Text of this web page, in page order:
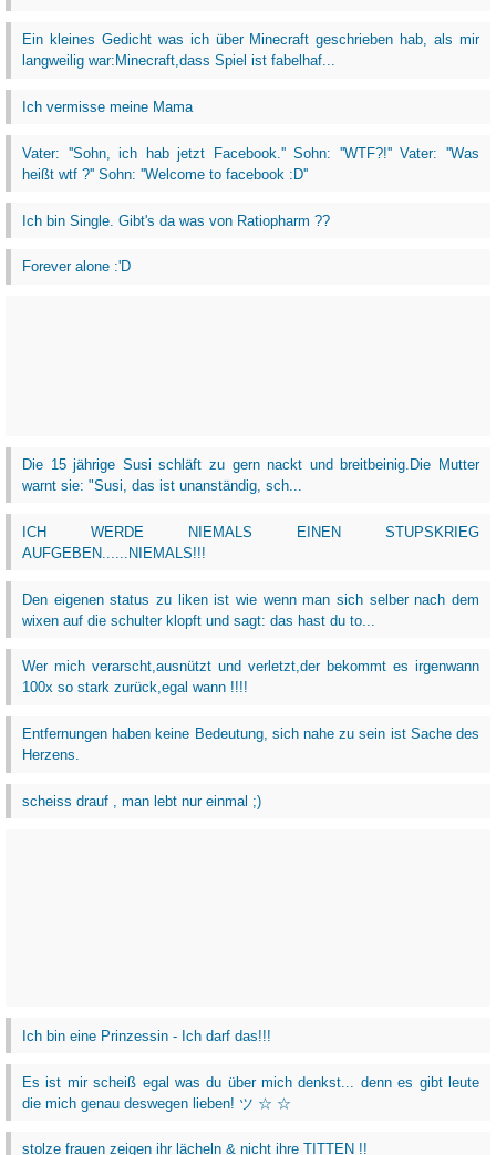
Ein kleines Gedicht was ich über Minecraft geschrieben hab, als mir
langweilig war:Minecraft,dass Spiel ist fabelhaf...
Ich vermisse meine Mama
Vater: ''Sohn, ich hab jetzt Facebook.'' Sohn: ''WTF?!'' Vater: ''Was
heißt wtf ?'' Sohn: ''Welcome to facebook :D''
Ich bin Single. Gibt's da was von Ratiopharm ??
Forever alone :'D
Die 15 jährige Susi schläft zu gern nackt und breitbeinig.Die Mutter
warnt sie: "Susi, das ist unanständig, sch...
ICH WERDE NIEMALS EINEN STUPSKRIEG
AUFGEBEN......NIEMALS!!!
Den eigenen status zu liken ist wie wenn man sich selber nach dem
wixen auf die schulter klopft und sagt: das hast du to...
Wer mich verarscht,ausnützt und verletzt,der bekommt es irgenwann
100x so stark zurück,egal wann !!!!
Entfernungen haben keine Bedeutung, sich nahe zu sein ist Sache des
Herzens.
scheiss drauf , man lebt nur einmal ;)
Ich bin eine Prinzessin - Ich darf das!!!
Es ist mir scheiß egal was du über mich denkst... denn es gibt leute
die mich genau deswegen lieben! ツ ☆ ☆
stolze frauen zeigen ihr lächeln & nicht ihre TITTEN !!